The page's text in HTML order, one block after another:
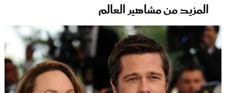
المزيد من مشاهير العالم